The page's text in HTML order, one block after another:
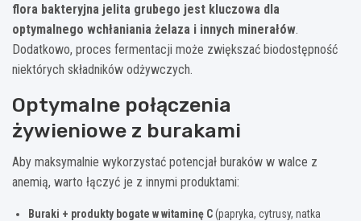
flora bakteryjna jelita grubego jest kluczowa dla
optymalnego wchłaniania żelaza i innych minerałów.
Dodatkowo, proces fermentacji może zwiększać biodostępność
niektórych składników odżywczych.
Optymalne połączenia
żywieniowe z burakami
Aby maksymalnie wykorzystać potencjał buraków w walce z
anemią, warto łączyć je z innymi produktami:
Buraki + produkty bogate w witaminę C(papryka, cytrusy, natka